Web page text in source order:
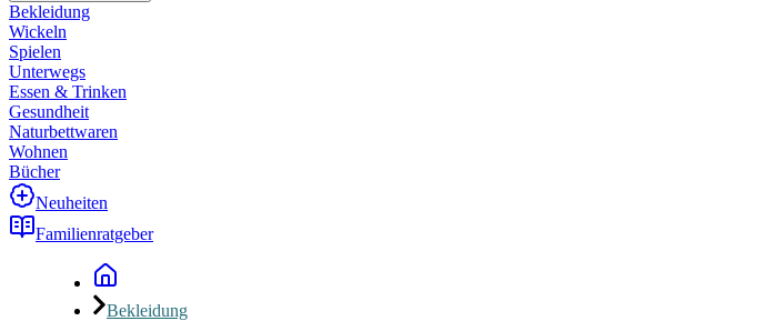
Bekleidung
Wickeln
Spielen
Unterwegs
Essen & Trinken
Gesundheit
Naturbettwaren
Wohnen
Bücher
Neuheiten
Familienratgeber
Bekleidung